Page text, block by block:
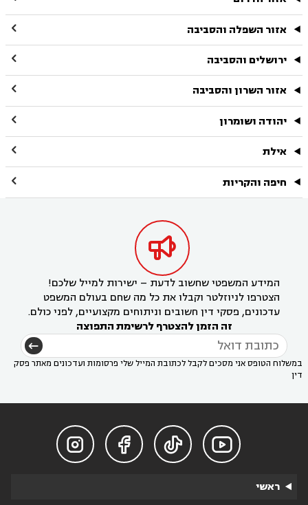
אזור השפלה והסביבה 
ירושלים והסביבה 
אזור השרון והסביבה 
יהודה ושומרון 
אילת 
חיפה והקריות 

המידע המשפטי שחשוב לדעת – ישירות למייל שלכם!
הצטרפו לניוזלטר וקבלו את כל מה שחם בעולם המשפט
עדכונים, פסקי דין חשובים וניתוחים מקצועיים, לפני כולם.
זה הזמן להצטרף לרשימת התפוצה
במשלוח הטופס אני מסכים לקבל לכתובת המייל שלי פרסומות ועדכונים מאתר פסק
דין




ראשי